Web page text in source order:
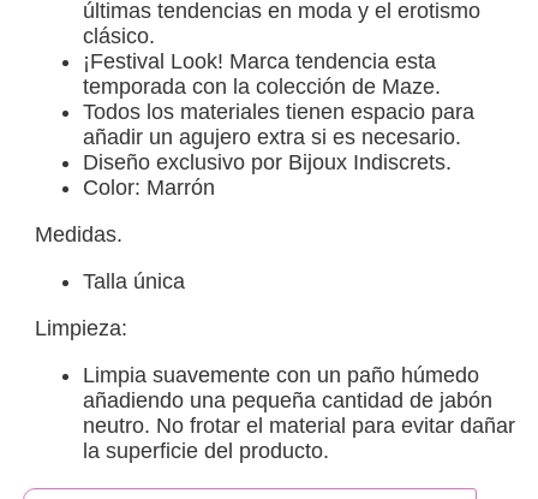
últimas tendencias en moda y el erotismo
clásico.
¡Festival Look! Marca tendencia esta
temporada con la colección de Maze.
Todos los materiales tienen espacio para
añadir un agujero extra si es necesario.
Diseño exclusivo por Bijoux Indiscrets.
Color: Marrón
Medidas.
Talla única
Limpieza:
Limpia suavemente con un paño húmedo
añadiendo una pequeña cantidad de jabón
neutro. No frotar el material para evitar dañar
la superficie del producto.